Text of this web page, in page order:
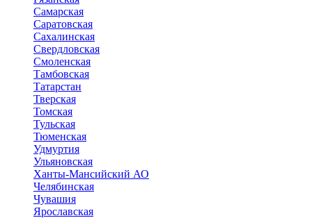
Самарская
Саратовская
Сахалинская
Свердловская
Смоленская
Тамбовская
Татарстан
Тверская
Томская
Тульская
Тюменская
Удмуртия
Ульяновская
Ханты-Мансийский АО
Челябинская
Чувашия
Ярославская